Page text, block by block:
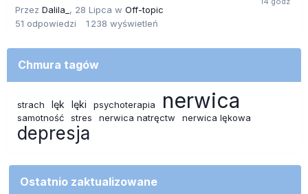
Przez Dalila_ , 28 Lipca w Off-topic
51 odpowiedzi 1 238 wyświetleń
Chmura tagów
strach lęk lęki psychoterapia nerwica
samotność stres nerwica natręctw nerwica lękowa
depresja
Ostatnio zaktualizowane